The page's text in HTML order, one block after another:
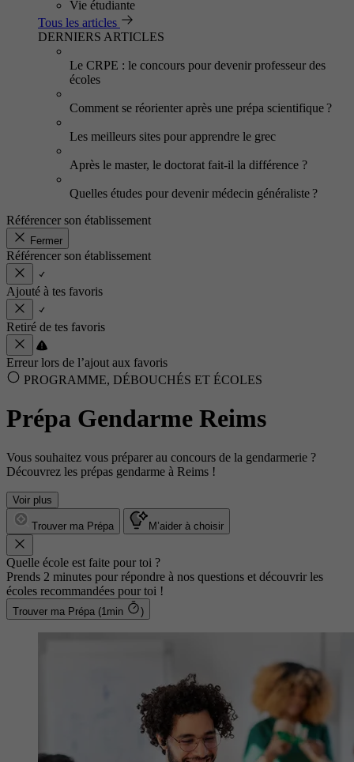
Vie étudiante
Tous les articles
DERNIERS ARTICLES
Le CRPE : le concours pour devenir professeur des
écoles
Comment se réorienter après une prépa scientifique ?
Les meilleurs sites pour apprendre le grec
Après le master, le doctorat fait-il la différence ?
Quelles études pour devenir médecin généraliste ?
Référencer son établissement
Fermer
Référencer son établissement
Ajouté à tes favoris
Retiré de tes favoris
Erreur lors de l’ajout aux favoris
PROGRAMME, DÉBOUCHÉS ET ÉCOLES
Prépa Gendarme Reims
Vous souhaitez vous préparer au concours de la gendarmerie ?
Découvrez les prépas gendarme à Reims !
Voir plus
Trouver ma Prépa M’aider à choisir
Quelle école est faite pour toi ?
Prends 2 minutes pour répondre à nos questions et découvrir les
écoles recommandées pour toi !
Trouver ma Prépa (1min )